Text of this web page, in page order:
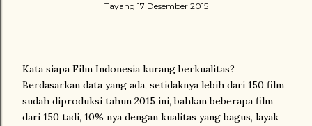
Tayang 17 Desember 2015
Kata siapa Film Indonesia kurang berkualitas?
Berdasarkan data yang ada, setidaknya lebih dari 150 film
sudah diproduksi tahun 2015 ini, bahkan beberapa film
dari 150 tadi, 10% nya dengan kualitas yang bagus, layak